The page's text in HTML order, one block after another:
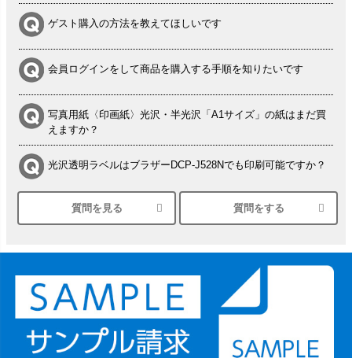
ゲスト購入の方法を教えてほしいです
会員ログインをして商品を購入する手順を知りたいです
写真用紙〈印画紙〉光沢・半光沢「A1サイズ」の紙はまだ買
えますか？
光沢透明ラベルはブラザーDCP-J528Nでも印刷可能ですか？
シルバーペーパーにEPSON EP-30VAで印刷するときの設定
は？
ーSC-P8050に対応してますか
塩ビのロール紙で離型紙が透明の商品はありますか
質問を見る 質問をする